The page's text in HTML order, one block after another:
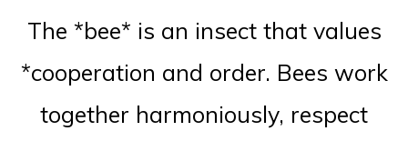
The *bee* is an insect that values
*cooperation and order. Bees work
together harmoniously, respect